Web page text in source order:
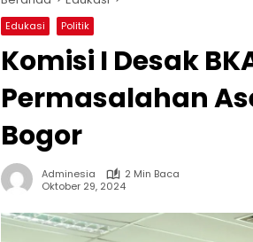
Edukasi Politik
Komisi I Desak
Permasalahan
Bogor
Adminesia
2 Min Baca
Oktober 29, 2024